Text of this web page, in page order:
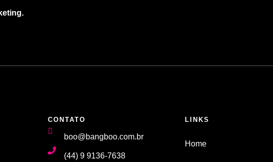
CONTATO
boo@bangboo.com.br
(44) 9 9136-7638
LINKS
Home